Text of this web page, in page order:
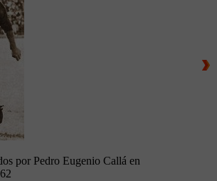
por Pedro Eugenio Callá en